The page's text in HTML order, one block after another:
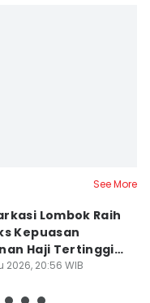
See More
Lombok Raih
Kepuasan
Haji Tertinggi
2026, 20:56 WIB